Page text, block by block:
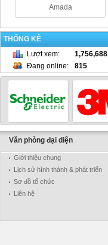
Amada
Schneider - Electric
THỐNG KÊ
Lượt xem:
1,756,688
Đang online: 815
Văn phòng đại diện
Giới thiệu chung
Lịch sử hình thành & phát triển
Sơ đồ tổ chức
Liên hệ